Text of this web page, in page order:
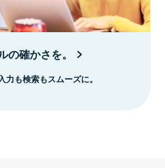
の確かさを。
も検索もスムーズに。